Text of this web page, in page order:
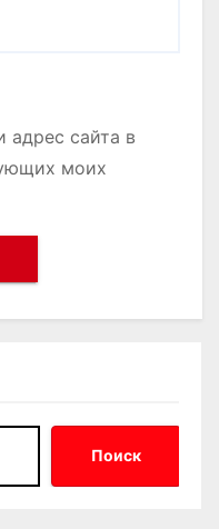
адрес сайта в
моих
Поиск